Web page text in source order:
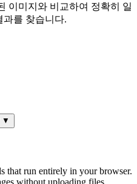
이미지와 비교하여 정확히 일
과를 찾습니다.
▼
that run entirely in your browser.
without uploading files.